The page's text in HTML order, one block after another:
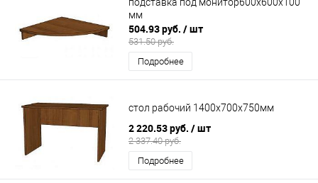
мм
504.93 руб. / шт
531.50 руб.
Подробнее
стол рабочий 1400х700х750мм
2 220.53 руб. / шт
2 337.40 руб.
Подробнее